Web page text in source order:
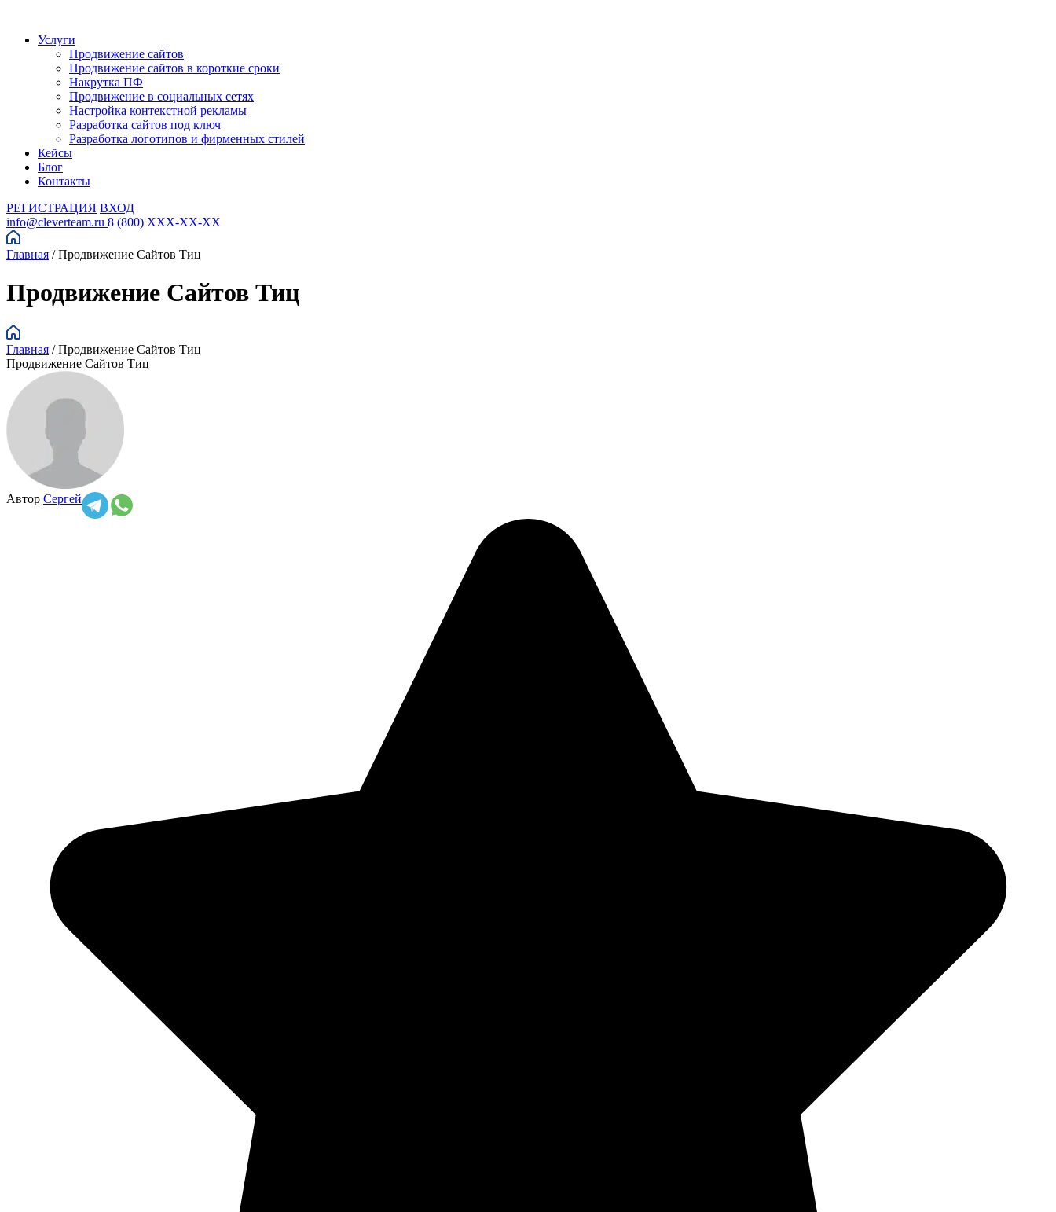
Услуги
Продвижение сайтов
Продвижение сайтов в короткие сроки
Накрутка ПФ
Продвижение в социальных сетях
Настройка контекстной рекламы
Разработка сайтов под ключ
Разработка логотипов и фирменных стилей
Кейсы
Блог
Контакты
РЕГИСТРАЦИЯ ВХОД
info@cleverteam.ru 8 (800) XXX-XX-XX
Главная / Продвижение Сайтов Тиц
Продвижение Сайтов Тиц
Главная / Продвижение Сайтов Тиц
Продвижение Сайтов Тиц
Автор Сергей